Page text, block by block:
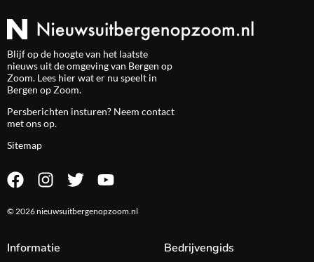
Blijf op de hoogte van het laatste
nieuws uit de omgeving van Bergen op
Zoom. Lees hier wat er nu speelt in
Bergen op Zoom.
Persberichten insturen? Neem contact
met ons op.
Sitemap
© 2026 nieuwsuitbergenopzoom.nl
Informatie Bedrijvengids